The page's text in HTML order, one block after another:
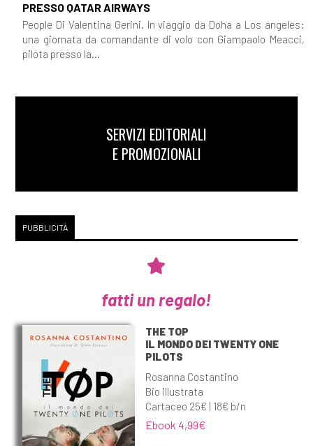
PRESSO QATAR AIRWAYS
People Di Valentina Gerini. In viaggio da Doha a Los angeles:
una giornata da comandante di volo con Giampaolo Meacci,
pilota presso la...
SERVIZI EDITORIALI
E PROMOZIONALI
PUBBLICITÀ
fatti un regalo!
THE TOP
IL MONDO DEI TWENTY ONE
PILOTS
Rosanna Costantino
Bio illustrata
Cartaceo 25€ | 18€ b/n
Ebook 4,99€